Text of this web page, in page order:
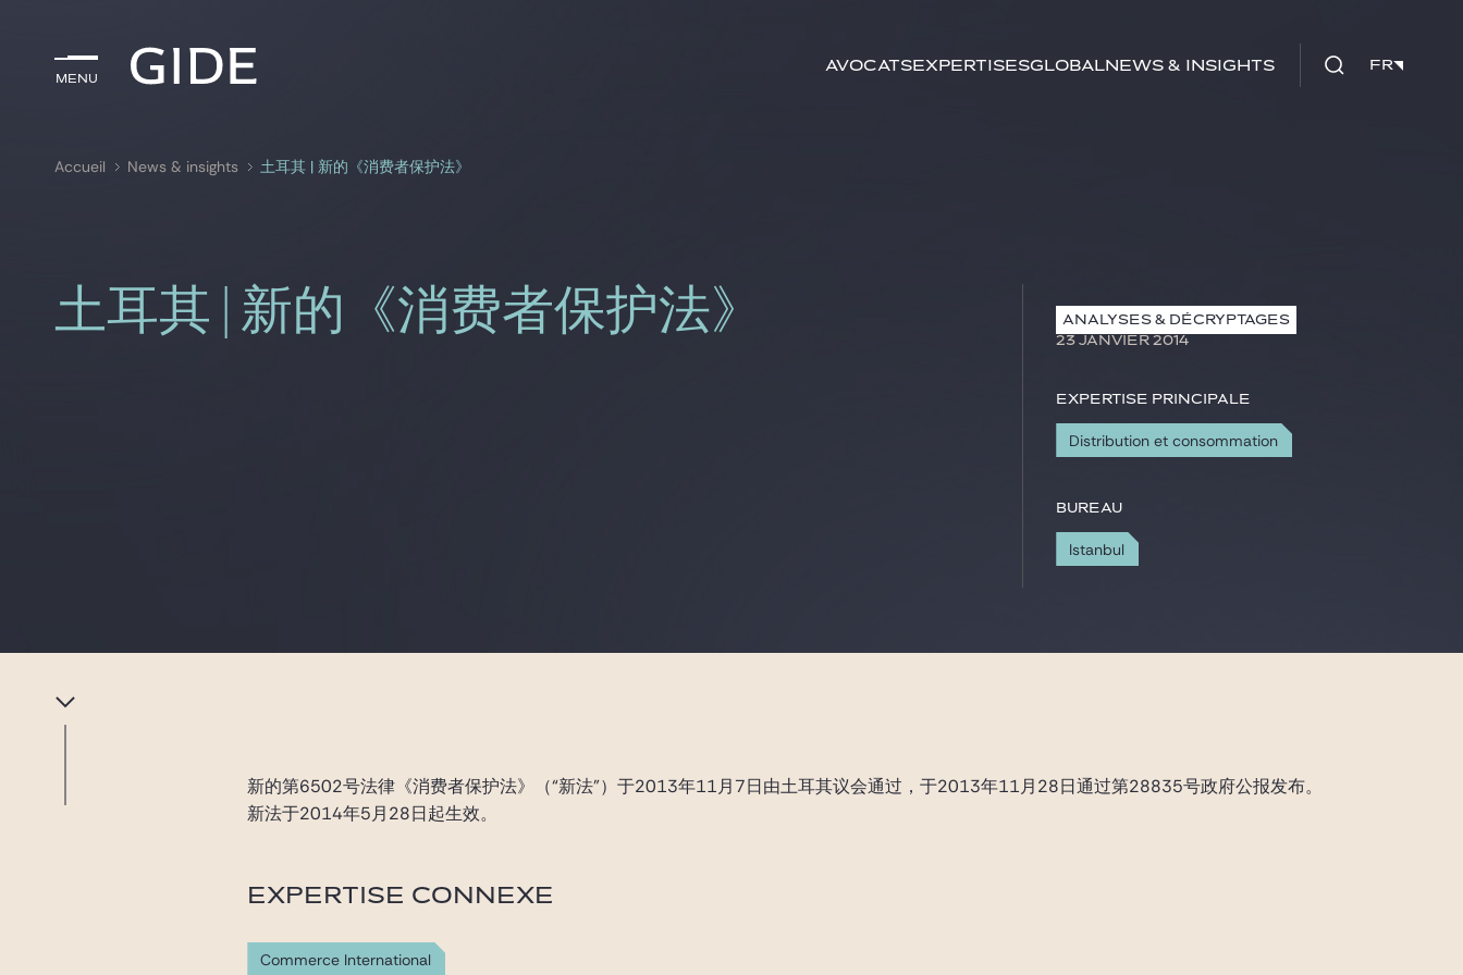
Menu
AvocatsExpertisesGlobalNews & insights FR
Menu mots-clés FR
Accueil News & insights 土耳其 | 新的《消费者保护法》
土耳其 | 新的《消费者保护法》
ANALYSES & DÉCRYPTAGES
23 JANVIER 2014
Expertise principale
Distribution et consommation
Bureau
Istanbul
新的第6502号法律《消费者保护法》（“新法”）于2013年11月7日由土耳其议会通过，于2013年11月28日通过第28835号政府公报发布。
新法于2014年5月28日起生效。
EXPERTISE CONNEXE
Commerce International